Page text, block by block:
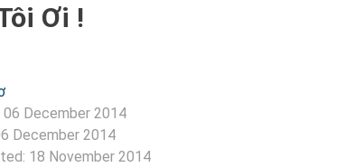
Ơi !
06 December 2014
December 2014
18 November 2014